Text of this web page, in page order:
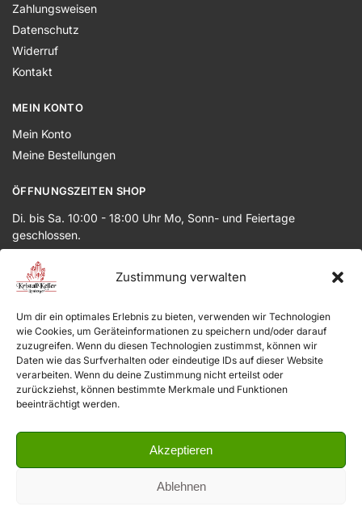
Zustimmung verwalten
Um dir ein optimales Erlebnis zu bieten, verwenden wir Technologien
wie Cookies, um Geräteinformationen zu speichern und/oder darauf
zuzugreifen. Wenn du diesen Technologien zustimmst, können wir
Daten wie das Surfverhalten oder eindeutige IDs auf dieser Website
verarbeiten. Wenn du deine Zustimmung nicht erteilst oder
zurückziehst, können bestimmte Merkmale und Funktionen
beeinträchtigt werden.
Akzeptieren
Ablehnen
Zahlungsweisen
Datenschutz
Widerruf
Kontakt
MEIN KONTO
Mein Konto
Meine Bestellungen
ÖFFNUNGSZEITEN SHOP
Di. bis Sa. 10:00 - 18:00 Uhr Mo, Sonn- und Feiertage
geschlossen.